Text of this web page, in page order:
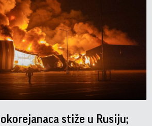
stiže u Rusiju;